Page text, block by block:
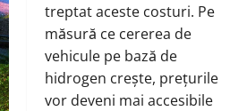
treptat aceste costuri. Pe
măsură ce cererea de
vehicule pe bază de
hidrogen crește, prețurile
vor deveni mai accesibile